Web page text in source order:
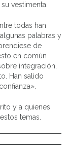
vestimenta.
todas han
palabras y
de
en común
integración,
Han salido
y a quienes
temas.